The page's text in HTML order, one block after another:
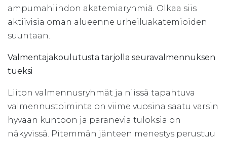
ampumahiihdon akatemiaryhmiä. Olkaa siis
aktiivisia oman alueenne urheiluakatemioiden
suuntaan.
Valmentajakoulutusta tarjolla seuravalmennuksen
tueksi
Liiton valmennusryhmät ja niissä tapahtuva
valmennustoiminta on viime vuosina saatu varsin
hyvään kuntoon ja paranevia tuloksia on
näkyvissä. Pitemmän jänteen menestys perustuu